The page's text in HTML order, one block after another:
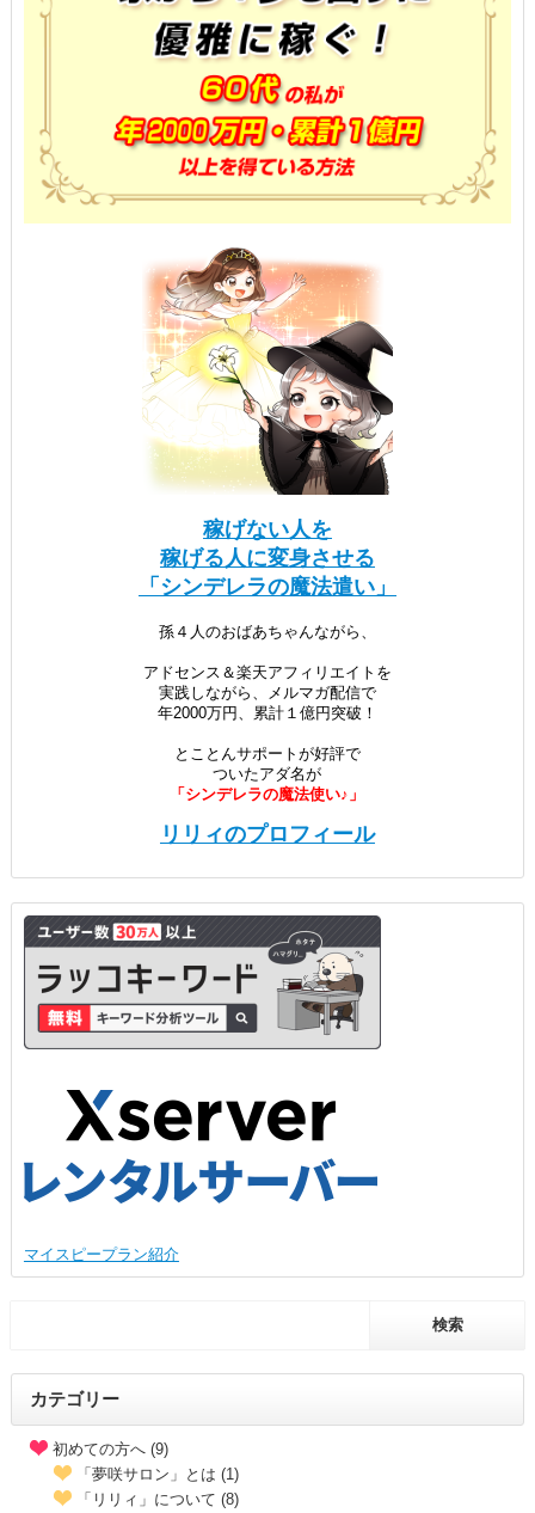
稼げない人を
稼げる人に変身させる
「シンデレラの魔法遣い」
孫４人のおばあちゃんながら、
アドセンス＆楽天アフィリエイトを
実践しながら、メルマガ配信で
年2000万円、累計１億円突破！
とことんサポートが好評で
ついたアダ名が
「シンデレラの魔法使い♪」
リリィのプロフィール
マイスピープラン紹介
カテゴリー
初めての方へ (9)
「夢咲サロン」とは (1)
「リリィ」について (8)